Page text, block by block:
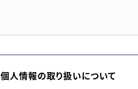
個人情報の取り扱いについて